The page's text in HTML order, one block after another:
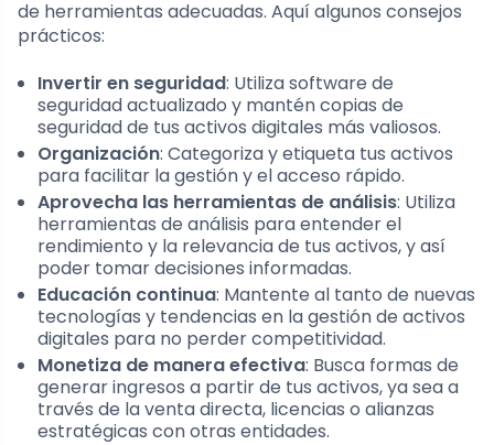
de herramientas adecuadas. Aquí algunos consejos
prácticos:
Invertir en seguridad: Utiliza software de
seguridad actualizado y mantén copias de
seguridad de tus activos digitales más valiosos.
Organización: Categoriza y etiqueta tus activos
para facilitar la gestión y el acceso rápido.
Aprovecha las herramientas de análisis: Utiliza
herramientas de análisis para entender el
rendimiento y la relevancia de tus activos, y así
poder tomar decisiones informadas.
Educación continua: Mantente al tanto de nuevas
tecnologías y tendencias en la gestión de activos
digitales para no perder competitividad.
Monetiza de manera efectiva: Busca formas de
generar ingresos a partir de tus activos, ya sea a
través de la venta directa, licencias o alianzas
estratégicas con otras entidades.